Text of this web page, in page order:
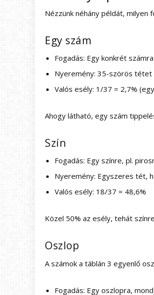
Nézzünk néhány példát, milyen
Egy szám
Fogadás: Egy konkrét
Nyeremény: 35-szörös tétet
Valós esély: 1/37 = 2,7%
Ahogy látható, egy szám
Szín
Fogadás: Egy színre, pl.
Nyeremény: Egyszeres tét,
Valós esély: 18/37 = 48,6%
Közel 50% az esély, tehát
Oszlop
A számok a táblán 3 egyenlő
Fogadás: Egy oszlopra,